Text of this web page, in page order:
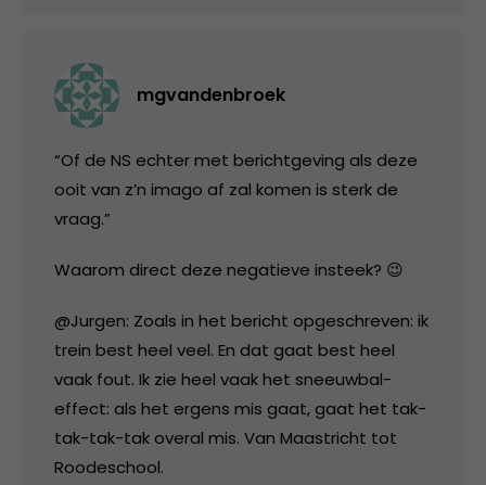
mgvandenbroek
“Of de NS echter met berichtgeving als deze
ooit van z’n imago af zal komen is sterk de
vraag.”
Waarom direct deze negatieve insteek? 😉
@Jurgen: Zoals in het bericht opgeschreven: ik
trein best heel veel. En dat gaat best heel
vaak fout. Ik zie heel vaak het sneeuwbal-
effect: als het ergens mis gaat, gaat het tak-
tak-tak-tak overal mis. Van Maastricht tot
Roodeschool.